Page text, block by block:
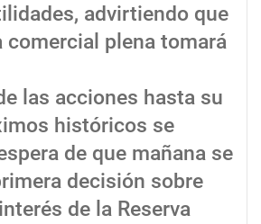
advirtiendo que
comercial plena tomará
las acciones hasta su
históricos se
de que mañana se
decisión sobre
de la Reserva